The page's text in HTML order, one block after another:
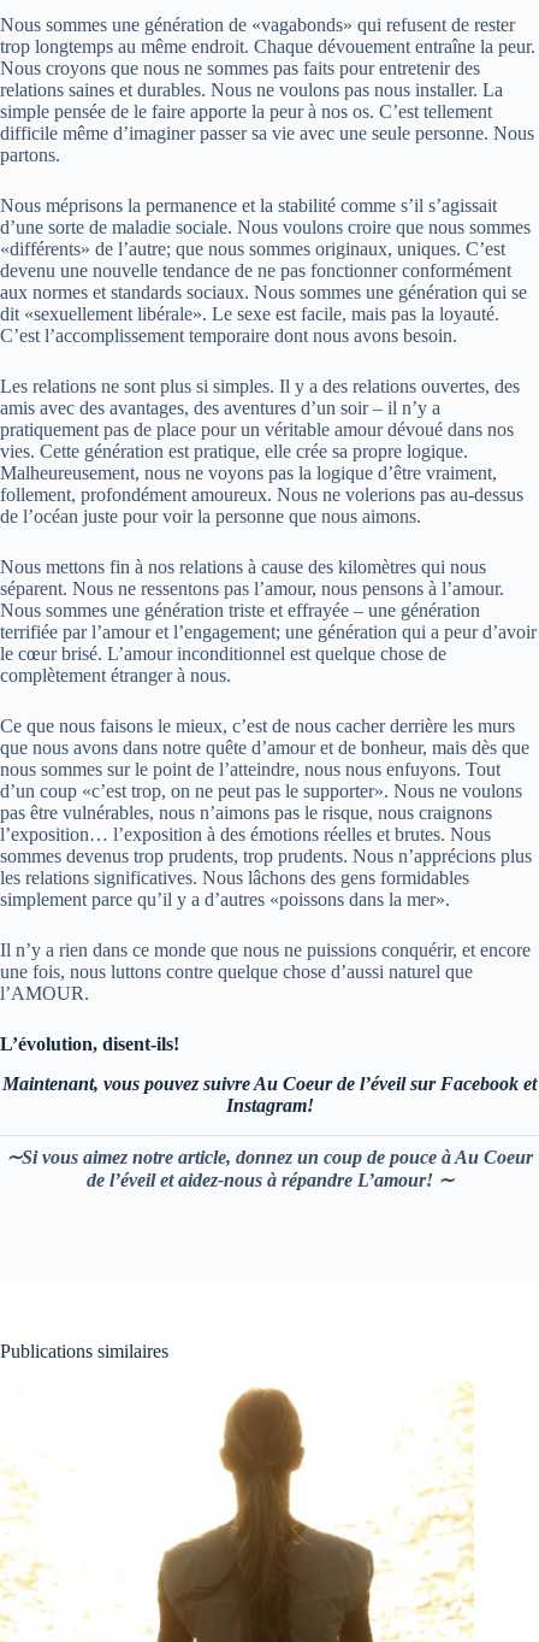
Nous sommes une génération de «vagabonds» qui refusent de rester
trop longtemps au même endroit. Chaque dévouement entraîne la peur.
Nous croyons que nous ne sommes pas faits pour entretenir des
relations saines et durables. Nous ne voulons pas nous installer. La
simple pensée de le faire apporte la peur à nos os. C’est tellement
difficile même d’imaginer passer sa vie avec une seule personne. Nous
partons.
Nous méprisons la permanence et la stabilité comme s’il s’agissait
d’une sorte de maladie sociale. Nous voulons croire que nous sommes
«différents» de l’autre; que nous sommes originaux, uniques. C’est
devenu une nouvelle tendance de ne pas fonctionner conformément
aux normes et standards sociaux. Nous sommes une génération qui se
dit «sexuellement libérale». Le sexe est facile, mais pas la loyauté.
C’est l’accomplissement temporaire dont nous avons besoin.
Les relations ne sont plus si simples. Il y a des relations ouvertes, des
amis avec des avantages, des aventures d’un soir – il n’y a
pratiquement pas de place pour un véritable amour dévoué dans nos
vies. Cette génération est pratique, elle crée sa propre logique.
Malheureusement, nous ne voyons pas la logique d’être vraiment,
follement, profondément amoureux. Nous ne volerions pas au-dessus
de l’océan juste pour voir la personne que nous aimons.
Nous mettons fin à nos relations à cause des kilomètres qui nous
séparent. Nous ne ressentons pas l’amour, nous pensons à l’amour.
Nous sommes une génération triste et effrayée – une génération
terrifiée par l’amour et l’engagement; une génération qui a peur d’avoir
le cœur brisé. L’amour inconditionnel est quelque chose de
complètement étranger à nous.
Ce que nous faisons le mieux, c’est de nous cacher derrière les murs
que nous avons dans notre quête d’amour et de bonheur, mais dès que
nous sommes sur le point de l’atteindre, nous nous enfuyons. Tout
d’un coup «c’est trop, on ne peut pas le supporter». Nous ne voulons
pas être vulnérables, nous n’aimons pas le risque, nous craignons
l’exposition… l’exposition à des émotions réelles et brutes. Nous
sommes devenus trop prudents, trop prudents. Nous n’apprécions plus
les relations significatives. Nous lâchons des gens formidables
simplement parce qu’il y a d’autres «poissons dans la mer».
Il n’y a rien dans ce monde que nous ne puissions conquérir, et encore
une fois, nous luttons contre quelque chose d’aussi naturel que
l’AMOUR.
L’évolution, disent-ils!
Maintenant, vous pouvez suivre Au Coeur de l’éveil sur Facebook et
Instagram!
∼Si vous aimez notre article, donnez un coup de pouce à Au Coeur
de l’éveil et aidez-nous à répandre L’amour! ∼
Publications similaires